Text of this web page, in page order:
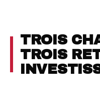
TROIS
TROIS